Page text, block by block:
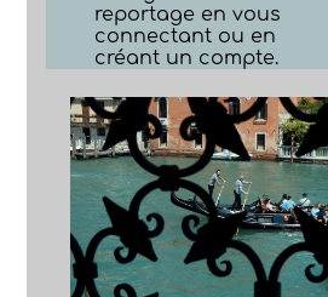
reportage en vous
connectant ou en
créant un compte.